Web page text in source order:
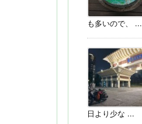
も多いので、 ...
日より少な ...